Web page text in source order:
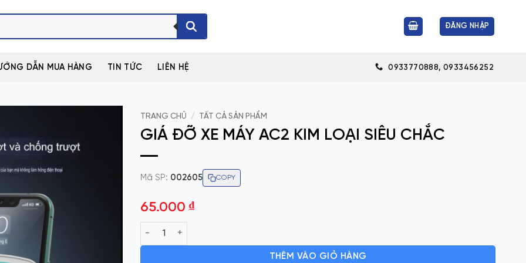
ĐĂNG NHẬP
DẪN MUA HÀNG TIN TỨC LIÊN HỆ 0933770888, 0933456252
TRANG CHỦ / TẤT CẢ SẢN PHẨM
GIÁ ĐỠ XE MÁY AC2 KIM LOẠI SIÊU CHẮC
Mã SP: 002605 COPY
65.000 ₫
GIÁ ĐỠ XE MÁY AC2 KIM LOẠI SIÊU CHẮC số lượng
THÊM VÀO GIỎ HÀNG